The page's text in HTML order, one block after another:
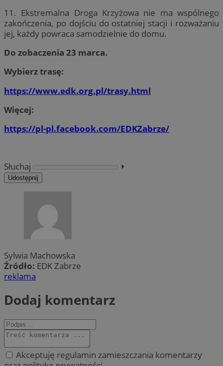
11. Ekstremalna Droga Krzyżowa nie ma wspólnego
zakończenia, po dojściu do ostatniej stacji i rozważaniu
jej, każdy powraca samodzielnie do domu.
Do zobaczenia 23 marca.
Wybierz trasę:
https://www.edk.org.pl/trasy.html
Więcej:
https://pl-pl.facebook.com/EDKZabrze/
Słuchaj ⏵︎
Udostępnij
Sylwia Machowska
Źródło: EDK Zabrze
reklama
Dodaj komentarz
Akceptuję regulamin zamieszczania komentarzy